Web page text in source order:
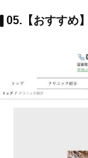
05.【おすすめ